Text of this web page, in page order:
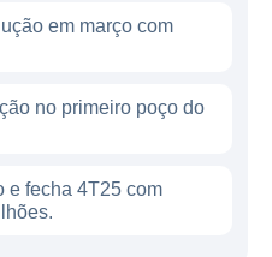
em março com
no primeiro poço do
e fecha 4T25 com